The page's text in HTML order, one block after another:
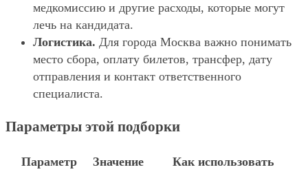
медкомиссию и другие расходы, которые могут
лечь на кандидата.
Логистика. Для города Москва важно понимать
место сбора, оплату билетов, трансфер, дату
отправления и контакт ответственного
специалиста.
Параметры этой подборки
Параметр Значение Как использовать